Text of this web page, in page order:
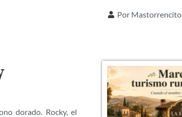
Por Mastorrencito
dorado. Rocky, el